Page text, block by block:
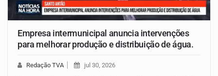
Empresa intermunicipal anuncia intervenções
para melhorar produção e distribuição de água.
Redação TVA jul 30, 2026